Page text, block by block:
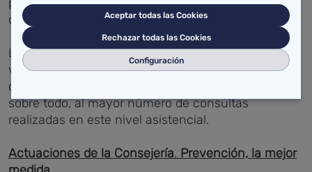
personal administrativo (23), auxiliares (25) y
celadores (15).
La distribución por gerencias apunta a un mayor
volumen de agresiones en Atención Primaria (121),
cifra que se reproduce a nivel nacional, debido,
sobre todo, al mayor número de consultas
realizadas en este nivel asistencial.
Actuaciones de la Consejería. Prevención, la mejor
Aceptar todas las Cookies
Rechazar todas las Cookies
Configuración